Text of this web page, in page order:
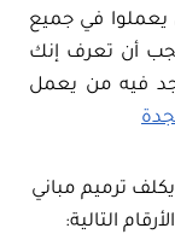
يعملوا في جميع
يجب أن تعرف إنك
فيه من يعمل
ترميم مباني
التالية: